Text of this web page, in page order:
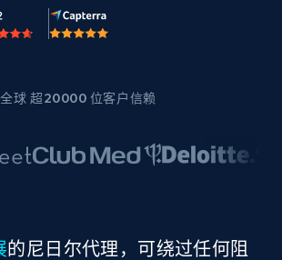
全球 超20000 位客户信赖
的尼日尔代理，可绕过任何阻